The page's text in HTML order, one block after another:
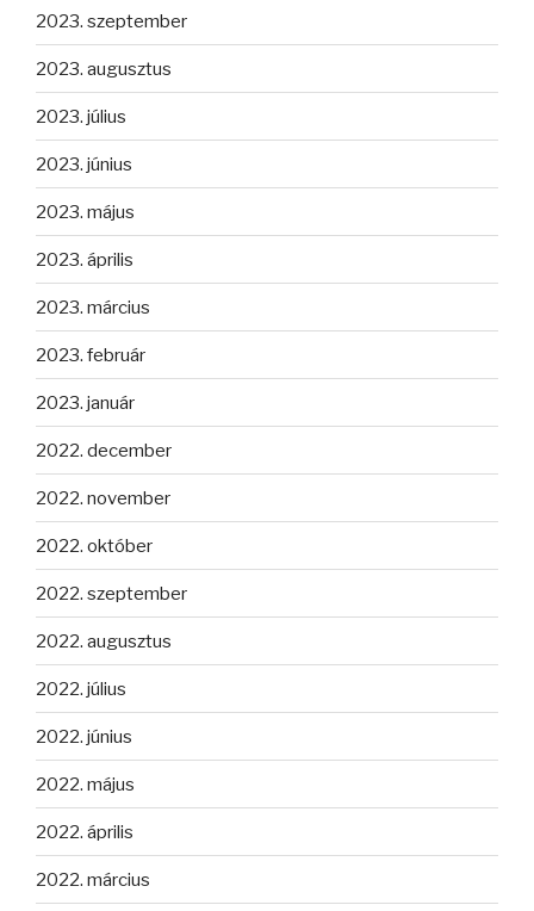
2023. szeptember
2023. augusztus
2023. július
2023. június
2023. május
2023. április
2023. március
2023. február
2023. január
2022. december
2022. november
2022. október
2022. szeptember
2022. augusztus
2022. július
2022. június
2022. május
2022. április
2022. március